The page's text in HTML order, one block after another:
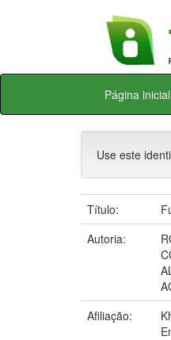
Skip
Página inicial
Use este
Título:
Autoria:
Afiliação: